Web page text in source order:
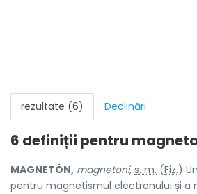
rezultate (6) Declinări
6 definiții pentru
MAGNETÓN, magnetoni, s. m. (Fiz.)
pentru magnetismul electronului și a